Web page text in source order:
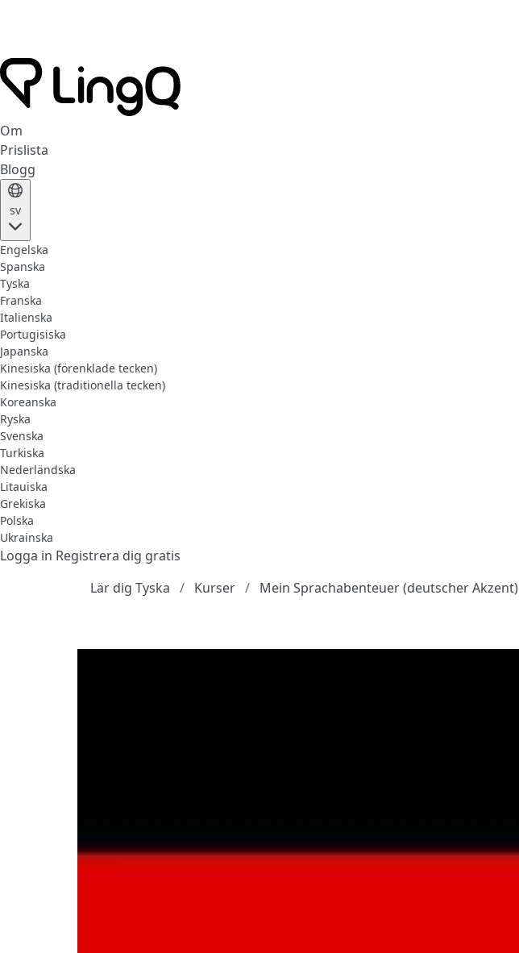
Om
Prislista
Blogg
sv
Engelska
Spanska
Tyska
Franska
Italienska
Portugisiska
Japanska
Kinesiska (förenklade tecken)
Kinesiska (traditionella tecken)
Koreanska
Ryska
Svenska
Turkiska
Nederländska
Litauiska
Grekiska
Polska
Ukrainska
Logga in Registrera dig gratis
Lär dig Tyska
Kurser Mein Sprachabenteuer (deutscher Akzent)